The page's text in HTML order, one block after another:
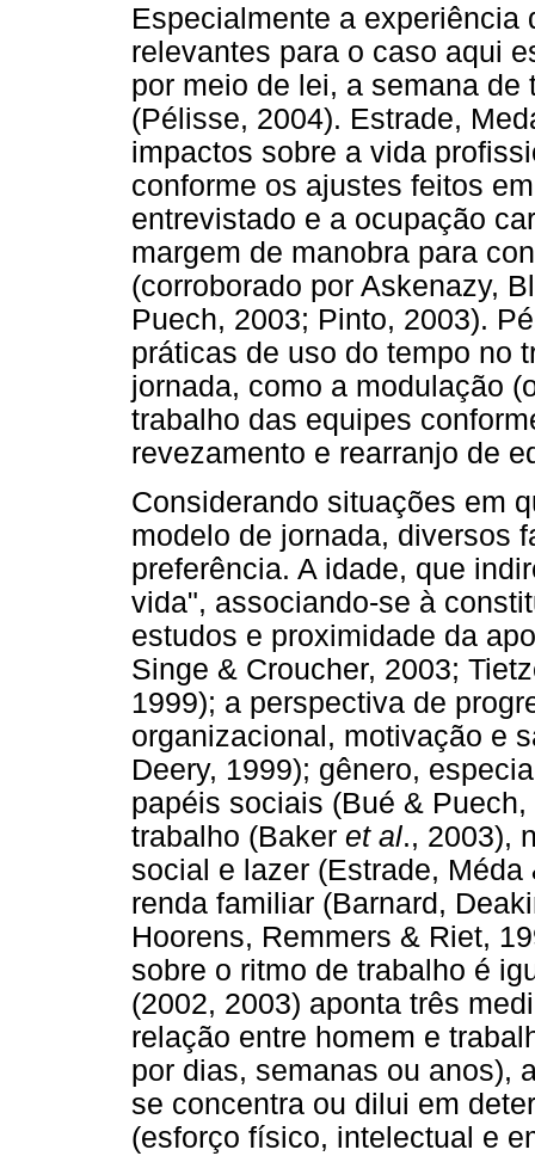
Especialmente a experiência
relevantes para o caso aqui
por meio de lei, a semana
(Pélisse, 2004). Estrade,
impactos sobre a vida
conforme os ajustes feitos
entrevistado e a ocupação
margem de manobra para
(corroborado por Askenazy,
Puech, 2003; Pinto, 2003).
práticas de uso do tempo no
jornada, como a modulação
trabalho das equipes
revezamento e rearranjo de
Considerando situações em
modelo de jornada, diversos
preferência. A idade, que
vida", associando-se à
estudos e proximidade da
Singe & Croucher, 2003;
1999); a perspectiva de
organizacional, motivação e
Deery, 1999); gênero,
papéis sociais (Bué &
trabalho (Baker et al., 2003),
social e lazer (Estrade,
renda familiar (Barnard,
Hoorens, Remmers & Riet,
sobre o ritmo de trabalho é
(2002, 2003) aponta três
relação entre homem e
por dias, semanas ou anos),
se concentra ou dilui em
(esforço físico, intelectual e